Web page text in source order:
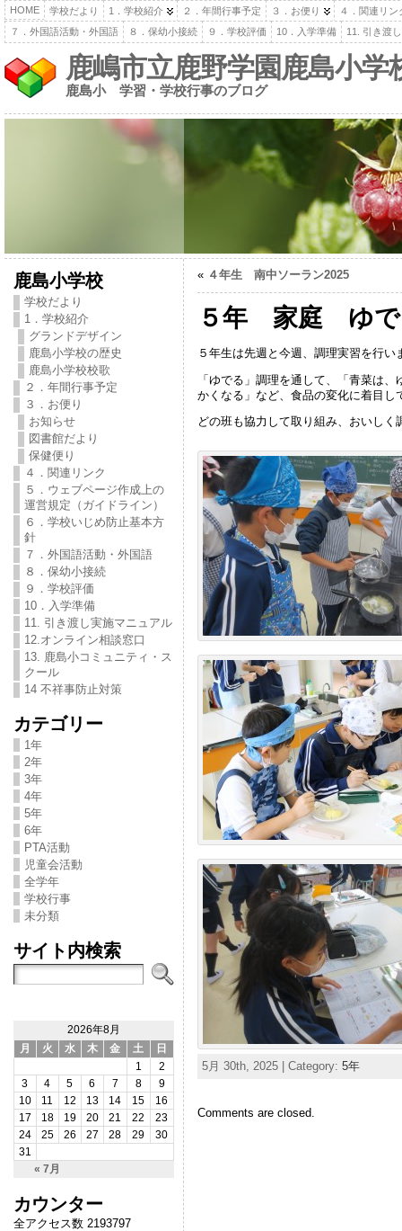
HOME 学校だより 1．学校紹介 ２．年間行事予定 ３．お便り
４．関連リン
７．外国語活動・外国語
８．保幼小接続 ９．学校評価 10．入学準備 11. 引き渡
鹿嶋市立鹿野学園鹿島小学
鹿島小 学習・学校行事のブログ
鹿島小学校
学校だより
1．学校紹介
グランドデザイン
鹿島小学校の歴史
鹿島小学校校歌
２．年間行事予定
３．お便り
お知らせ
図書館だより
保健便り
４．関連リンク
５．ウェブページ作成上の
運営規定（ガイドライン）
６．学校いじめ防止基本方
針
７．外国語活動・外国語
８．保幼小接続
９．学校評価
10．入学準備
11. 引き渡し実施マニュアル
12.オンライン相談窓口
13. 鹿島小コミュニティ・ス
クール
14 不祥事防止対策
カテゴリー
1年
2年
3年
4年
5年
6年
PTA活動
児童会活動
全学年
学校行事
未分類
サイト内検索
2026年8月
月
火 水 木 金 土 日
« 7月
1
2
3
4 5 6 7 8
9
10
11 12 13 14 15
16
17
18 19 20 21 22
23
24
25 26 27 28 29
30
31
カウンター
全アクセス数 2193797
« ４年生 南中ソーラン2025
５年 家庭 ゆで
５年生は先週と今週、調理実習を行い
「ゆでる」調理を通して、「青菜は
かくなる」など、食品の変化に着目し
どの班も協力して取り組み、おいし
5月 30th, 2025 | Category: 5年
Comments are closed.